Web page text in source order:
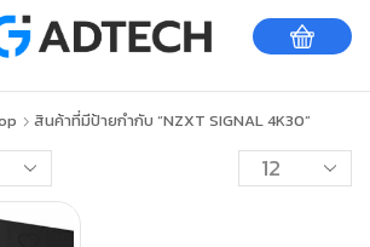
สินค้าที่มีป้ายกำกับ “NZXT SIGNAL 4K30”